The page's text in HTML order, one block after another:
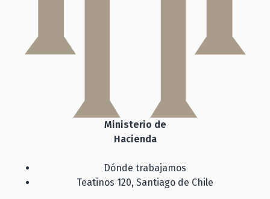
Ministerio de
Hacienda
Dónde trabajamos
Teatinos 120, Santiago de Chile